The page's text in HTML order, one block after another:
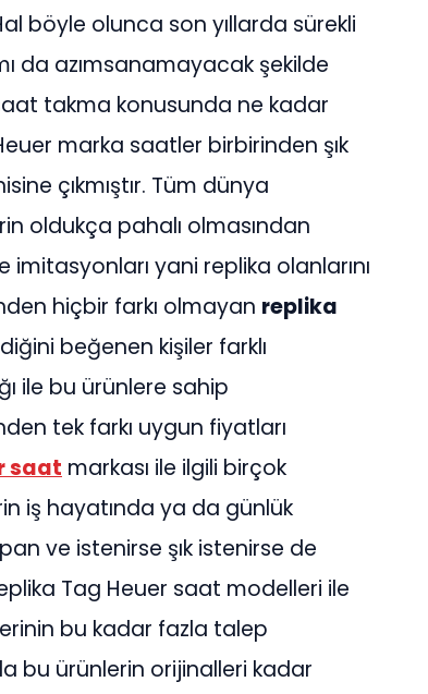
böyle olunca son yıllarda sürekli
da azımsanamayacak şekilde
takma konusunda ne kadar
marka saatler birbirinden şık
çıkmıştır. Tüm dünya
oldukça pahalı olmasından
yani replika olanlarını
hiçbir farkı olmayan replika
beğenen kişiler farklı
ile bu ürünlere sahip
tek farkı uygun fiyatları
saat markası ile ilgili birçok
iş hayatında ya da günlük
ve istenirse şık istenirse de
Tag Heuer saat modelleri ile
bu kadar fazla talep
bu ürünlerin orijinalleri kadar